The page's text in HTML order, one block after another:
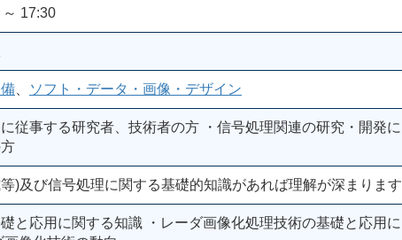
17:30
ソフト・データ・画像・デザイン
従事する研究者、技術者の方 ・信号処理関連の研究・開発に
)及び信号処理に関する基礎的知識があれば理解が深まります
と応用に関する知識 ・レーダ画像化処理技術の基礎と応用に